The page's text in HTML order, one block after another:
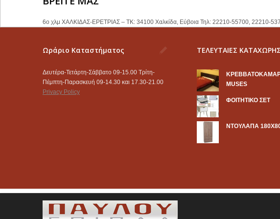
6ο χλμ ΧΑΛΚΙΔΑΣ-ΕΡΕΤΡΙΑΣ – ΤΚ: 34100 Χαλκίδα, Εύβοια Τηλ: 22210-55700, 22210-
Ωράριο Καταστήματος
Δευτέρα-Τετάρτη-Σάββατο 09-15.00 Τρίτη-
Πέμπτη-Παρασκευή 09-14.30 και 17.30-21.00
Privacy Policy
ΤΕΛΕΥΤΑΙΕΣ
MUSES
ΦΟΙΤΗΤΙΚΟ ΣΕΤ
ΝΤΟΥΛΑΠΑ